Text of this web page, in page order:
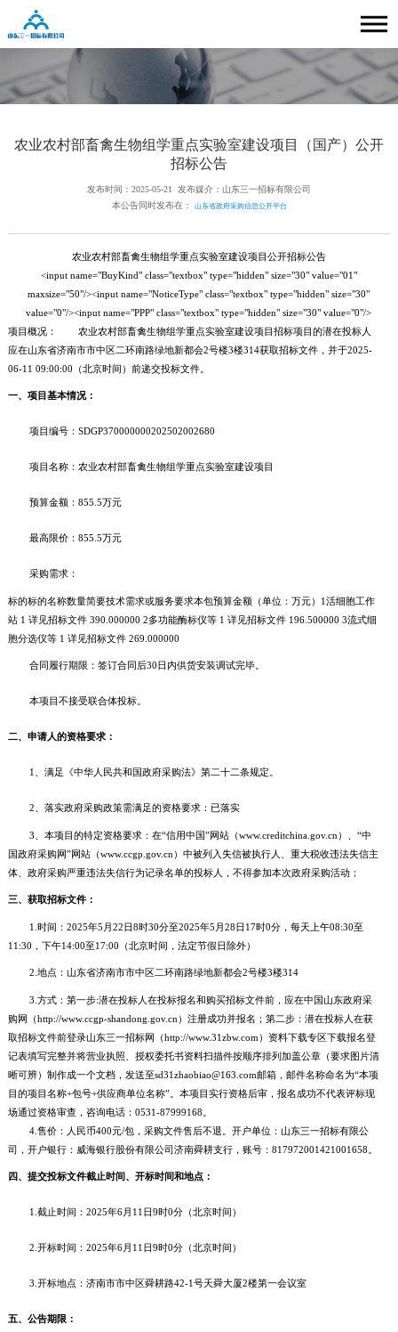
农业农村部畜禽生物组学重点实验室建设项目（国产）公开
招标公告
发布时间：2025-05-21
发布媒介：山东三一招标有限公司
本公告同时发布在：
山东省政府采购信息公开平台
农业农村部畜禽生物组学重点实验室建设项目公开招标公告
<input name="BuyKind" class="textbox" type="hidden" size="30" value="01"
maxsize="50"/><input name="NoticeType" class="textbox" type="hidden" size="30"
value="0"/><input name="PPP" class="textbox" type="hidden" size="30" value="0"/>
项目概况： 农业农村部畜禽生物组学重点实验室建设项目招标项目的潜在投标人
应在山东省济南市市中区二环南路绿地新都会2号楼3楼314获取招标文件，并于2025-
06-11 09:00:00（北京时间）前递交投标文件。
一、项目基本情况：
项目编号：SDGP370000000202502002680
项目名称：农业农村部畜禽生物组学重点实验室建设项目
预算金额：855.5万元
最高限价：855.5万元
采购需求：
标的标的名称数量简要技术需求或服务要求本包预算金额（单位：万元）1活细胞工作
站 1 详见招标文件 390.000000 2多功能酶标仪等 1 详见招标文件 196.500000 3流式细
胞分选仪等 1 详见招标文件 269.000000
合同履行期限：签订合同后30日内供货安装调试完毕。
本项目不接受联合体投标。
二、申请人的资格要求：
1、满足《中华人民共和国政府采购法》第二十二条规定。
2、落实政府采购政策需满足的资格要求：已落实
3、本项目的特定资格要求：在“信用中国”网站（www.creditchina.gov.cn）、“中
国政府采购网”网站（www.ccgp.gov.cn）中被列入失信被执行人、重大税收违法失信主
体、政府采购严重违法失信行为记录名单的投标人，不得参加本次政府采购活动；
三、获取招标文件：
1.时间：2025年5月22日8时30分至2025年5月28日17时0分，每天上午08:30至
11:30，下午14:00至17:00（北京时间，法定节假日除外）
2.地点：山东省济南市市中区二环南路绿地新都会2号楼3楼314
3.方式：第一步:潜在投标人在投标报名和购买招标文件前，应在中国山东政府采
购网（http://www.ccgp-shandong.gov.cn）注册成功并报名；第二步：潜在投标人在获
取招标文件前登录山东三一招标网（http://www.31zbw.com）资料下载专区下载报名登
记表填写完整并将营业执照、授权委托书资料扫描件按顺序排列加盖公章（要求图片清
晰可辨）制作成一个文档，发送至sd31zhaobiao@163.com邮箱，邮件名称命名为“本项
目的项目名称+包号+供应商单位名称”。本项目实行资格后审，报名成功不代表评标现
场通过资格审查，咨询电话：0531-87999168。
4.售价：人民币400元/包，采购文件售后不退。开户单位：山东三一招标有限公
司，开户银行：威海银行股份有限公司济南舜耕支行，账号：817972001421001658。
四、提交投标文件截止时间、开标时间和地点：
1.截止时间：2025年6月11日9时0分（北京时间）
2.开标时间：2025年6月11日9时0分（北京时间）
3.开标地点：济南市市中区舜耕路42-1号天舜大厦2楼第一会议室
五、公告期限：